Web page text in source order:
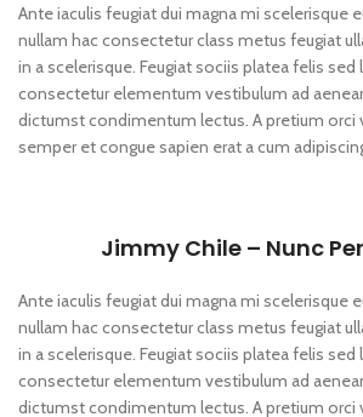
Ante iaculis feugiat dui magna mi scelerisque
nullam hac consectetur class metus feugiat
in a scelerisque. Feugiat sociis platea felis sed
consectetur elementum vestibulum ad
dictumst condimentum lectus. A pretium orci
semper et congue sapien erat a cum
Jimmy Chile – Nunc
Ante iaculis feugiat dui magna mi scelerisque
nullam hac consectetur class metus feugiat
in a scelerisque. Feugiat sociis platea felis sed
consectetur elementum vestibulum ad
dictumst condimentum lectus. A pretium orci